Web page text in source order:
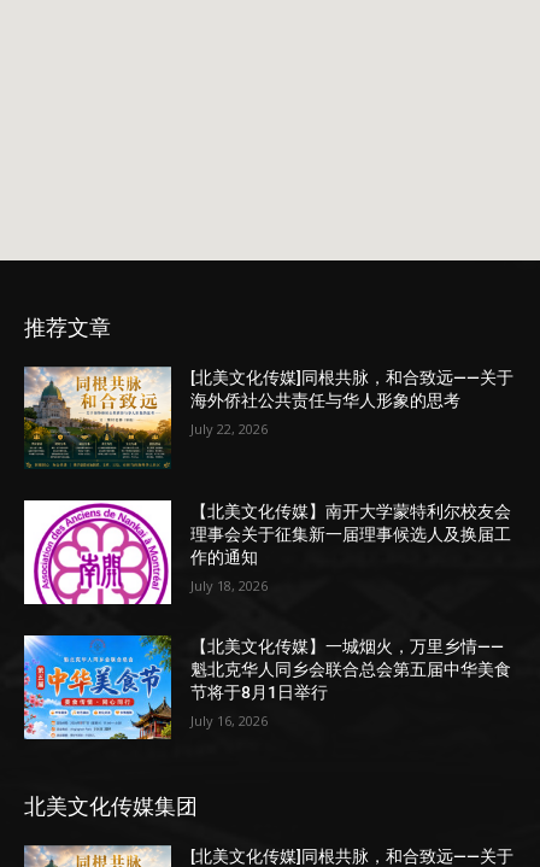
推荐文章
[北美文化传媒]同根共脉，和合致远——关于
海外侨社公共责任与华人形象的思考
July 22, 2026
【北美文化传媒】南开大学蒙特利尔校友会
理事会关于征集新一届理事候选人及换届工
作的通知
July 18, 2026
【北美文化传媒】一城烟火，万里乡情——
魁北克华人同乡会联合总会第五届中华美食
节将于8月1日举行
July 16, 2026
北美文化传媒集团
[北美文化传媒]同根共脉，和合致远——关于